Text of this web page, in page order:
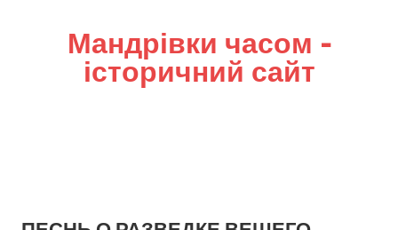
Мандрівки часом –
історичний сайт